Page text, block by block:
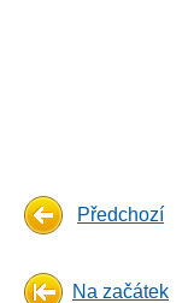
Předchozí
Na začátek